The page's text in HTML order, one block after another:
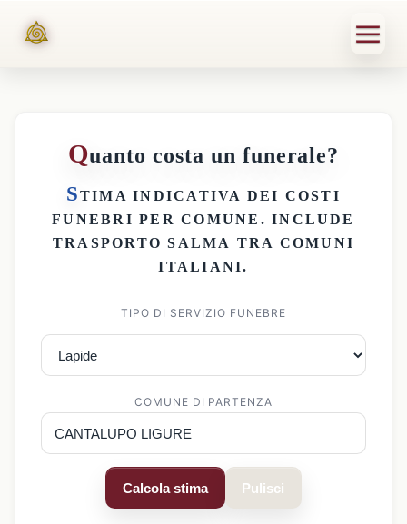
Quanto costa un funerale?
STIMA INDICATIVA DEI COSTI
FUNEBRI PER COMUNE . INCLUDE
TRASPORTO SALMA TRA COMUNI
ITALIANI.
TIPO DI SERVIZIO FUNEBRE
COMUNE DI PARTENZA
Calcola stima Pulisci